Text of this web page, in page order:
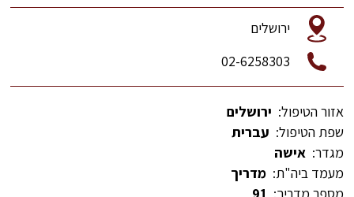
ירושלים
02-6258303
אזור הטיפול: ירושלים
שפת הטיפול: עברית
מגדר: אישה
מעמד ביה"ת: מדריך